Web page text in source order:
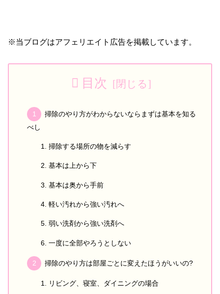
※当ブログはアフェリエイト広告を掲載しています。
目次
掃除のやり方がわからないならまずは基本を知る
べし
掃除する場所の物を減らす
基本は上から下
基本は奥から手前
軽い汚れから強い汚れへ
弱い洗剤から強い洗剤へ
一度に全部やろうとしない
掃除のやり方は部屋ごとに変えたほうがいいの?
リビング、寝室、ダイニングの場合